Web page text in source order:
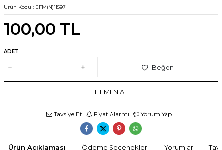
Ürün Kodu : EFM(N)11597
100,00 TL
ADET
Beğen
HEMEN AL
Tavsiye Et Fiyat Alarmı Yorum Yap
Ürün Açıklaması Ödeme Seçenekleri Yorumlar